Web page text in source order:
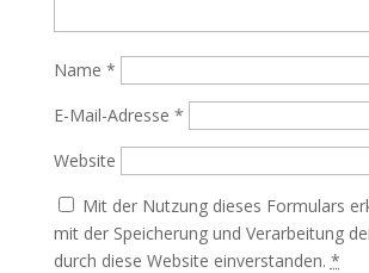
Name *
E-Mail-Adresse *
Website
Mit der Nutzung dieses Formulars
mit der Speicherung und Verarbeitung
durch diese Website einverstanden. *